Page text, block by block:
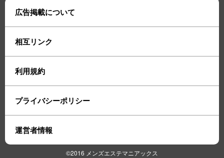
広告掲載について
相互リンク
利用規約
プライバシーポリシー
運営者情報
©2016 メンズエステマニアックス